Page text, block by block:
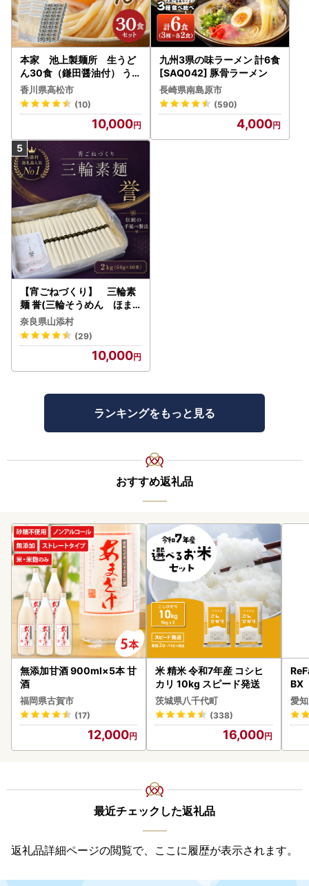
本家 池上製麺所 生うど
ん30食（鎌田醤油付） うど
ん
香川県高松市
(10)
10,000
九州3県の味ラーメン 計6食
[SAQ042] 豚骨ラーメン
長崎県南島原市
(590)
4,000
【宵ごねづくり】 三輪素
麺 誉(三輪そうめん ほま
れ) 2kg(50g×40束)
奈良県山添村
(29)
10,000
ランキングをもっと見る
おすすめ返礼品
無添加甘酒 900ml×5本 甘
酒
福岡県古賀市
(17)
12,000
米 精米 令和7年産 コシヒ
カリ 10kg スピード発送
茨城県八千代町
(338)
16,000
BX
ー
ファ
愛
最近チェックした返礼品
返礼品詳細ページの閲覧で、ここに履歴が表示されます。